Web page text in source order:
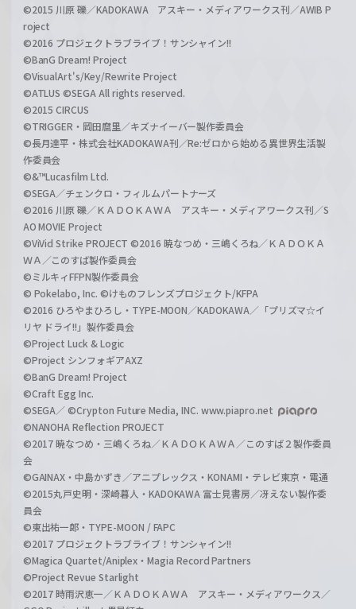
©2015 川原 礫／KADOKAWA アスキー・メディアワークス刊／AWIB P
roject
©2016 プロジェクトラブライブ！サンシャイン!!
©BanG Dream! Project
©VisualArt's/Key/Rewrite Project
©ATLUS ©SEGA All rights reserved.
©2015 CIRCUS
©TRIGGER・岡田麿里／キズナイーバー製作委員会
©長月達平・株式会社KADOKAWA刊／Re:ゼロから始める異世界生活製
作委員会
©&™Lucasfilm Ltd.
©SEGA／チェンクロ・フィルムパートナーズ
©2016 川原 礫／ＫＡＤＯＫＡＷＡ アスキー・メディアワークス刊／S
AO MOVIE Project
©ViVid Strike PROJECT ©2016 暁なつめ・三嶋くろね／ＫＡＤＯＫＡ
ＷＡ／このすば製作委員会
©ミルキィFFPN製作委員会
© Pokelabo, Inc. ©けものフレンズプロジェクト/KFPA
©2016 ひろやまひろし・TYPE-MOON／KADOKAWA／「プリズマ☆イ
リヤ ドライ!!」製作委員会
©Project Luck & Logic
©Project シンフォギアAXZ
©BanG Dream! Project
©Craft Egg Inc.
©SEGA／ ©Crypton Future Media, INC. www.piapro.net
©NANOHA Reflection PROJECT
©2017 暁なつめ・三嶋くろね／ＫＡＤＯＫＡＷＡ／このすば２製作委員
会
©GAINAX・中島かずき／アニプレックス・KONAMI・テレビ東京・電通
©2015丸戸史明・深崎暮人・KADOKAWA 富士見書房／冴えない製作委
員会
©東出祐一郎・TYPE-MOON / FAPC
©2017 プロジェクトラブライブ！サンシャイン!!
©Magica Quartet/Aniplex・Magia Record Partners
©Project Revue Starlight
©2017 時雨沢恵一／ＫＡＤＯＫＡＷＡ アスキー・メディアワークス／